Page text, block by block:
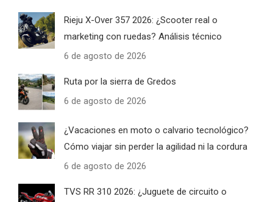
Rieju X-Over 357 2026: ¿Scooter real o
marketing con ruedas? Análisis técnico
6 de agosto de 2026
Ruta por la sierra de Gredos
6 de agosto de 2026
¿Vacaciones en moto o calvario tecnológico?
Cómo viajar sin perder la agilidad ni la cordura
6 de agosto de 2026
TVS RR 310 2026: ¿Juguete de circuito o